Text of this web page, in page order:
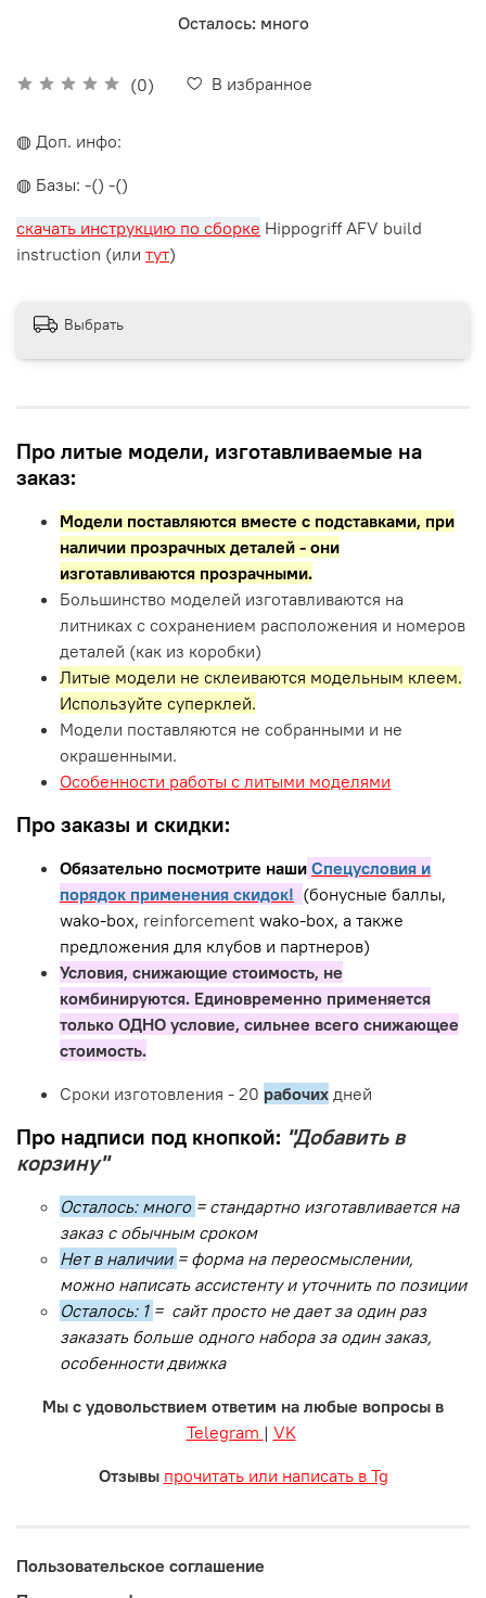
(0) В избранное
Осталось: много
◍ Доп. инфо:
◍ Базы: -() -()
скачать инструкцию по сборке Hippogriff AFV build
instruction (или тут)
Выбрать
Про литые модели, изготавливаемые на
заказ:
Модели поставляются вместе с подставками, при
наличии прозрачных деталей - они
изготавливаются прозрачными.
Большинство моделей изготавливаются на
литниках с сохранением расположения и номеров
деталей (как из коробки)
Литые модели не склеиваются модельным клеем.
Используйте суперклей.
Модели поставляются не собранными и не
окрашенными.
Особенности работы с литыми моделями
Про заказы и скидки:
Обязательно посмотрите наши Спецусловия и
порядок применения скидок! (бонусные баллы,
wako-box, reinforcement wako-box, а также
предложения для клубов и партнеров)
Условия, снижающие стоимость, не
комбинируются. Единовременно применяется
только ОДНО условие, сильнее всего снижающее
стоимость.
Сроки изготовления - 20 рабочих дней
Про надписи под кнопкой: "Добавить в
корзину"
Осталось: много = стандартно изготавливается на
заказ с обычным сроком
Нет в наличии = форма на переосмыслении,
можно написать ассистенту и уточнить по позиции
Осталось: 1 = сайт просто не дает за один раз
заказать больше одного набора за один заказ,
особенности движка
Мы с удовольствием ответим на любые вопросы в
Telegram | VK
Отзывы прочитать или написать в Tg
Пользовательское соглашение